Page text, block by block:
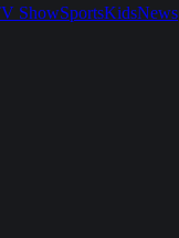
ShowSportsKidsNews